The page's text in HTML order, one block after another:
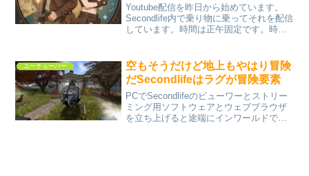
Youtube配信を昨日から始めています。
Secondlife内で乗り物に乗ってそれを配信
しています。時間は正午固定です。時間
で乗っていて気分がいいです。
ユーチューバー
空もそうだけど地上もやはり冒険
だSecondlifeはラグが冒険要素
PCでSecondlifeのビューワーとストリー
ミング用ソフトウェアとウェブブラウザ
を立ち上げると途端にインワールドでの